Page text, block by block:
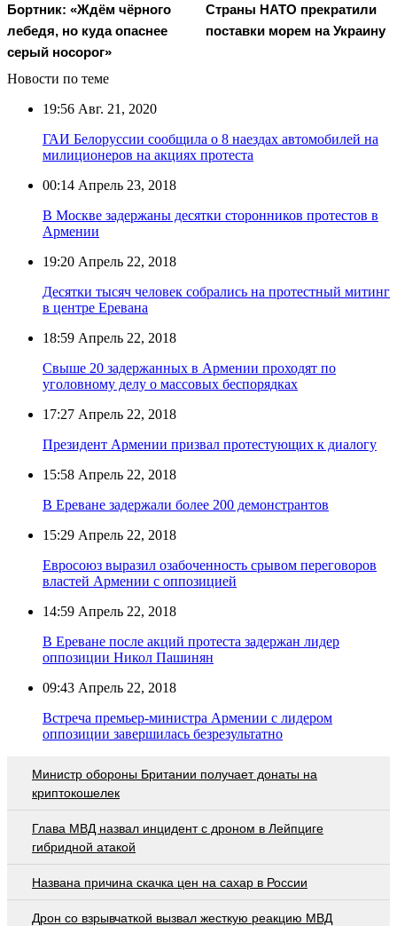
Бортник: «Ждём чёрного
лебедя, но куда опаснее
серый носорог»
Страны НАТО прекратили
поставки морем на Украину
Новости по теме
19:56 Авг. 21, 2020
ГАИ Белоруссии сообщила о 8 наездах автомобилей на
милиционеров на акциях протеста
00:14 Апрель 23, 2018
В Москве задержаны десятки сторонников протестов в
Армении
19:20 Апрель 22, 2018
Десятки тысяч человек собрались на протестный митинг
в центре Еревана
18:59 Апрель 22, 2018
Свыше 20 задержанных в Армении проходят по
уголовному делу о массовых беспорядках
17:27 Апрель 22, 2018
Президент Армении призвал протестующих к диалогу
15:58 Апрель 22, 2018
В Ереване задержали более 200 демонстрантов
15:29 Апрель 22, 2018
Евросоюз выразил озабоченность срывом переговоров
властей Армении с оппозицией
14:59 Апрель 22, 2018
В Ереване после акций протеста задержан лидер
оппозиции Никол Пашинян
09:43 Апрель 22, 2018
Встреча премьер-министра Армении с лидером
оппозиции завершилась безрезультатно
Министр обороны Британии получает донаты на
криптокошелек
Глава МВД назвал инцидент с дроном в Лейпциге
гибридной атакой
Названа причина скачка цен на сахар в России
Дрон со взрывчаткой вызвал жесткую реакцию МВД